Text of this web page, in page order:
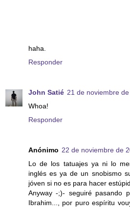
haha.
Responder
John Satié 21 de noviembre
Whoa!
Responder
Anónimo 22 de noviembre de
Lo de los tatuajes ya ni lo
inglés es ya de un snobismo
jóven si no es para hacer
Anyway -;)- seguiré pasando
Ibrahim..., por puro espíritu